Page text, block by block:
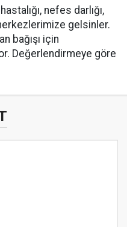
nefes darlığı,
gelsinler.
bağışı için
Değerlendirmeye göre